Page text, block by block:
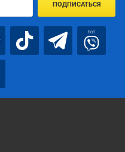
ПОДПИСАТЬСЯ
bot